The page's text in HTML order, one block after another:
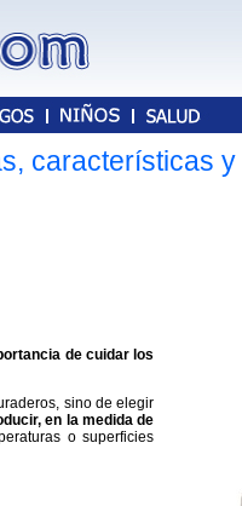
características
de cuidar los
sino de elegir
en la medida de
o superficies